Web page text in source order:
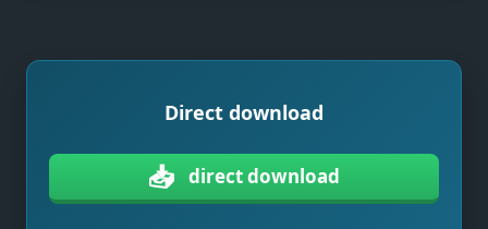
Direct download
📥 direct download